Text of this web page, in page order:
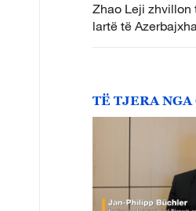
Zhao Leji zhvillon
lartë të
TË TJERA NGA